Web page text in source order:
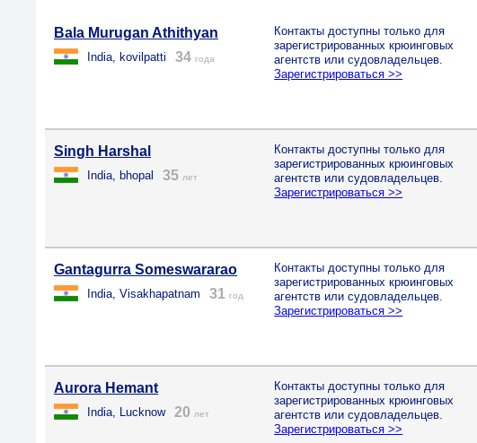
Bala Murugan Athithyan
India, kovilpatti 34 года
Контакты доступны только для
зарегистрированных крюинговых
агентств или судовладельцев.
Зарегистрироваться >>
Singh Harshal
India, bhopal 35 лет
Контакты доступны только для
зарегистрированных крюинговых
агентств или судовладельцев.
Зарегистрироваться >>
Gantagurra Someswararao
India, Visakhapatnam 31 год
Контакты доступны только для
зарегистрированных крюинговых
агентств или судовладельцев.
Зарегистрироваться >>
Aurora Hemant
India, Lucknow 20 лет
Контакты доступны только для
зарегистрированных крюинговых
агентств или судовладельцев.
Зарегистрироваться >>